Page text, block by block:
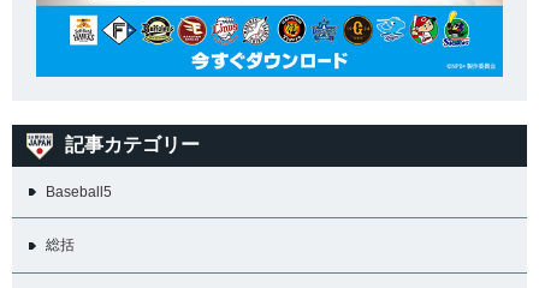
記事カテゴリー
Baseball5
総括